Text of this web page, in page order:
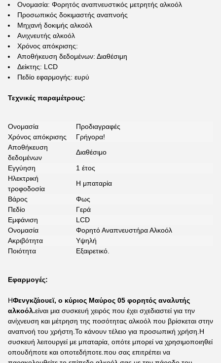
Ονομασία: Φορητός αναπνευστικός μετρητής αλκοόλ
Προσωπικός δοκιμαστής αναπνοής
Μηχανή δοκιμής αλκοόλ
Ανιχνευτής αλκοόλ
Χρόνος απόκρισης:
Αποθήκευση δεδομένων: Διαθέσιμη
Δείκτης: LCD
Πεδίο εφαρμογής: ευρύ
Τεχνικές παραμέτρους:
Ονομασία
Προδιαγραφές
Χρόνος απόκρισης
Γρήγορα!
Αποθήκευση
δεδομένων
Διαθέσιμο
Εγγύηση
1 έτος
Ηλεκτρική
τροφοδοσία
Η μπαταρία
Βάρος
Φως
Πεδίο
Γερά
Εμφάνιση
LCD
Ονομασία
Φορητό Αναπνευστήρα Αλκοόλ
Ακριβότητα
Υψηλή
Ποιότητα
Εξαιρετικό.
Εφαρμογές:
ΗΦενγκζάουεϊ, ο κύριος Μαύρος 05 φορητός αναλυτής
αλκοόλ.είναι μια συσκευή χειρός που έχει σχεδιαστεί για την
ανίχνευση και μέτρηση της ποσότητας αλκοόλ που βρίσκεται στην
αναπνοή του χρήστη.Το κάνουν τέλειο για προσωπική χρήση.Η
συσκευή λειτουργεί με μπαταρία, οπότε μπορεί να χρησιμοποιηθεί
οπουδήποτε και οποτεδήποτε.που σας επιτρέπει να